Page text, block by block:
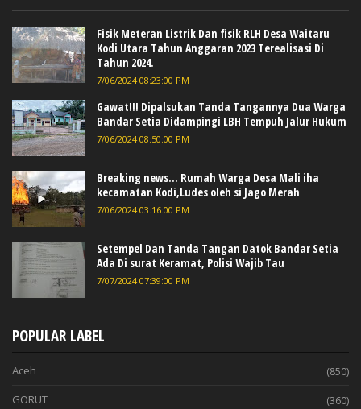
Fisik Meteran Listrik Dan fisik RLH Desa Waitaru
Kodi Utara Tahun Anggaran 2023 Terealisasi Di
Tahun 2024.
7/06/2024 08:23:00 PM
Gawat!!! Dipalsukan Tanda Tangannya Dua Warga
Bandar Setia Didampingi LBH Tempuh Jalur Hukum
7/06/2024 08:50:00 PM
Breaking news... Rumah Warga Desa Mali iha
kecamatan Kodi,Ludes oleh si Jago Merah
7/06/2024 03:16:00 PM
Setempel Dan Tanda Tangan Datok Bandar Setia
Ada Di surat Keramat, Polisi Wajib Tau
7/07/2024 07:39:00 PM
POPULAR LABEL
Aceh (850)
GORUT (360)